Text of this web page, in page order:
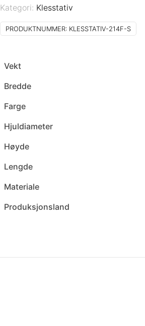
og
forsterket
S
Kategori: Klesstativ
PRODUKTNUMMER: KLESSTATIV-214F-S
Vekt
Bredde
Farge
Hjuldiameter
Høyde
Lengde
Materiale
Produksjonsland